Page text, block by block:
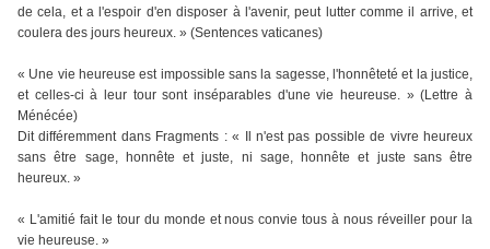
de cela, et a l'espoir d'en disposer à l'avenir, peut lutter comme il arrive, et
coulera des jours heureux. » (Sentences vaticanes)
« Une vie heureuse est impossible sans la sagesse, l'honnêteté et la justice,
et celles-ci à leur tour sont inséparables d'une vie heureuse. » (Lettre à
Ménécée)
Dit différemment dans Fragments : « Il n'est pas possible de vivre heureux
sans être sage, honnête et juste, ni sage, honnête et juste sans être
heureux. »
« L'amitié fait le tour du monde et nous convie tous à nous réveiller pour la
vie heureuse. »